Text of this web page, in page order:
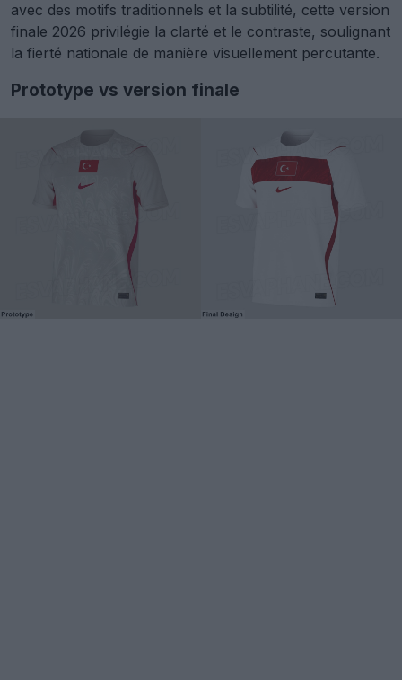
avec des motifs traditionnels et la subtilité, cette version
finale 2026 privilégie la clarté et le contraste, soulignant
la fierté nationale de manière visuellement percutante.
Prototype vs version finale